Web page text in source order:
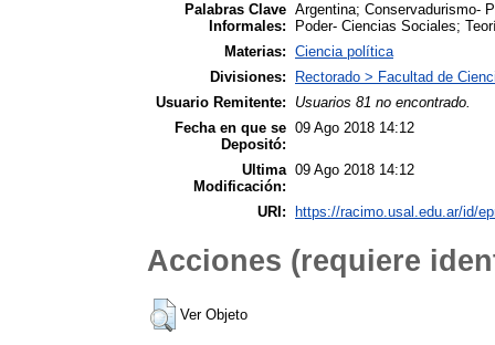
Palabras Clave
Informales:
Argentina; Conservadurismo-
Poder- Ciencias Sociales;
Materias: Ciencia política
Divisiones:
Rectorado > Facultad de
Usuario Remitente:
Usuarios 81 no encontrado.
Fecha en que se
Depositó:
09 Ago 2018 14:12
Ultima
Modificación:
09 Ago 2018 14:12
URI: https://racimo.usal.edu.ar/id/
Acciones (requiere
Ver Objeto